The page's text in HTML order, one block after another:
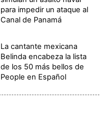
para impedir un ataque al
Canal de Panamá
La cantante mexicana
Belinda encabeza la lista
de los 50 más bellos de
People en Español